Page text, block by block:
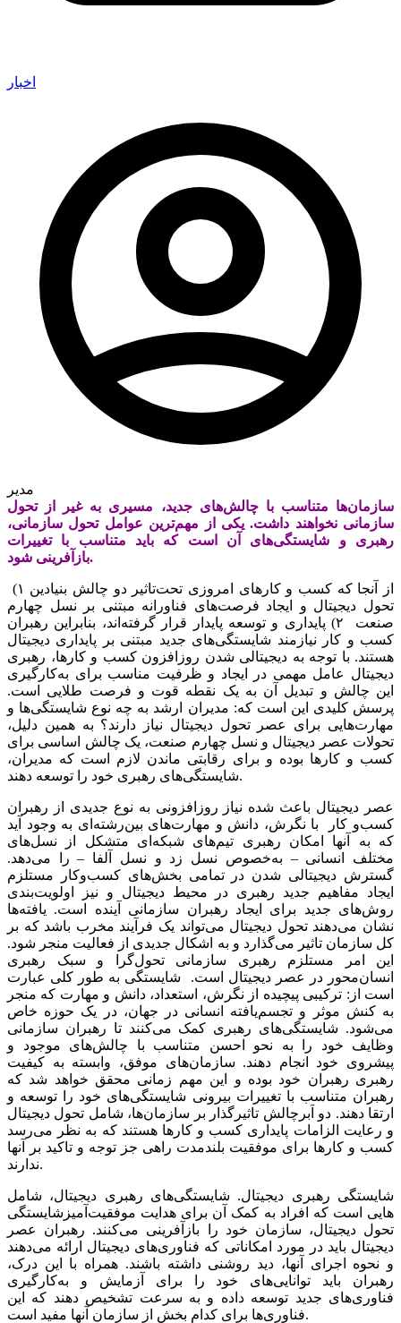
اخبار
مدیر
سازمان‌ها متناسب با چالش‌‌‌های جدید، مسیری به غیر از تحول
سازمانی نخواهند داشت. یکی از مهم‌ترین عوامل تحول سازمانی،
رهبری و شایستگی‌‌‌های آن است که باید متناسب با تغییرات
بازآفرینی شود.
تحول دیجیتال و ایجاد فرصت‌‌‌های فناورانه مبتنی بر نسل چهارم
صنعت ۲) پایداری و توسعه پایدار قرار گرفته‌‌‌اند، بنابراین رهبران
کسب و کار نیازمند شایستگی‌‌‌های جدید مبتنی بر پایداری دیجیتال
هستند. با توجه به دیجیتالی شدن روزافزون کسب و کارها، رهبری
دیجیتال عامل مهمی در ایجاد و ظرفیت مناسب برای به‌کارگیری
این چالش و تبدیل آن به یک نقطه قوت و فرصت طلایی است.‌‌‌
پرسش کلیدی این است که: مدیران ارشد به چه نوع شایستگی‌‌‌ها و
مهارت‌‌‌هایی برای عصر تحول دیجیتال نیاز دارند؟ به همین دلیل،
تحولات عصر دیجیتال و نسل چهارم صنعت، یک چالش اساسی برای
کسب و کارها بوده و برای رقابتی ماندن لازم است که مدیران،
شایستگی‌‌‌های رهبری خود را توسعه دهند.
عصر دیجیتال باعث شده نیاز روزافزونی به نوع جدیدی از رهبران
کسب‌و کار با نگرش، دانش و مهارت‌‌‌های بین‌‌‌رشته‌‌‌ای به وجود آید
که به آنها امکان رهبری تیم‌‌‌های شبکه‌‌‌ای متشکل از نسل‌‌‌های
مختلف انسانی – به‌خصوص نسل زد و نسل آلفا – را می‌دهد.
گسترش دیجیتالی شدن در تمامی بخش‌‌‌های کسب‌وکار مستلزم
ایجاد مفاهیم جدید رهبری در محیط دیجیتال و نیز اولویت‌‌‌بندی
روش‌های جدید برای ایجاد رهبران سازمانی آینده است. یافته‌‌‌ها
نشان می‌دهند تحول دیجیتال می‌تواند یک فرآیند مخرب باشد که بر
کل سازمان تاثیر می‌‌‌گذارد و به اشکال جدیدی از فعالیت منجر ‌‌‌شود.
این امر مستلزم رهبری سازمانی تحول‌‌‌گرا و سبک رهبری
انسان‌‌‌محور در عصر دیجیتال است. شایستگی به طور کلی عبارت
است از: ترکیبی پیچیده از نگرش، استعداد، دانش و مهارت که منجر
به کنش موثر و تجسم‌یافته انسانی در جهان، در یک حوزه خاص
می‌شود. شایستگی‌‌‌های رهبری کمک می‌کنند تا رهبران سازمانی
وظایف خود را به نحو احسن متناسب با چالش‌‌‌های موجود و
پیشروی خود انجام دهند. سازمان‌های موفق، وابسته به کیفیت
رهبری رهبران خود بوده و این مهم زمانی محقق خواهد شد که
رهبران متناسب با تغییرات بیرونی شایستگی‌‌‌های خود را توسعه و
ارتقا دهند. دو اَبرچالش تاثیرگذار بر سازمان‌ها، شامل تحول دیجیتال
و رعایت الزامات پایداری کسب و کارها هستند که به نظر می‌رسد
کسب و کارها برای موفقیت بلندمدت راهی جز توجه و تاکید بر آنها
ندارند.
شایستگی رهبری دیجیتال. شایستگی‌‌‌های رهبری دیجیتال، شامل
شایستگی‎‌‌‌هایی است که افراد به کمک آن برای هدایت موفقیت‌‌‌آمیز
تحول دیجیتال، سازمان خود را بازآفرینی می‌کنند. رهبران عصر
دیجیتال باید در مورد امکاناتی که فناوری‌‌‌های دیجیتال ارائه می‌دهند
و نحوه اجرای آنها، دید روشنی داشته باشند. همراه با این درک،
رهبران باید توانایی‌‌‌های خود را برای آزمایش و به‌کارگیری
فناوری‌‌‌های جدید توسعه داده و به سرعت تشخیص دهند که این
فناوری‌‌‌ها برای کدام بخش از سازمان آنها مفید است.